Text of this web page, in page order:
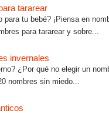
tararear
tu bebé? ¡Piensa en
para tararear y sobre...
invernales
¿Por qué no elegir un
nombres sin miedo...